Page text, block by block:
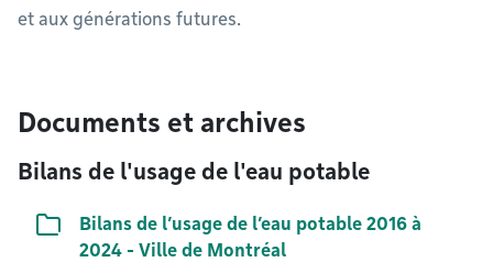
et aux générations futures.
Documents et archives
Bilans de l'usage de l'eau potable
Liste de documents
Bilans de l’usage de l’eau potable 2016 à
2024 - Ville de Montréal